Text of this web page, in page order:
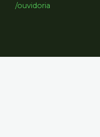
/ouvidoria